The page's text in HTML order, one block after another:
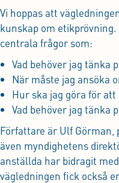
Vi hoppas att
kunskap om
centrala frågor som:
Vad behöver jag tänka
När måste jag ansöka
Hur ska jag göra för
Vad behöver jag tänka
Författare är Ulf Görman,
även myndighetens
anställda har bidragit
vägledningen fick också